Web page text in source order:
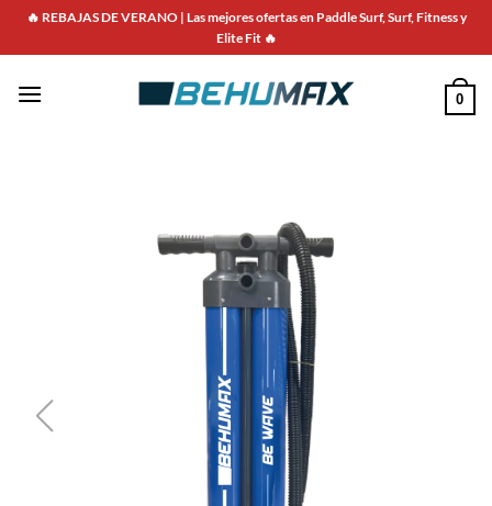
🔥 REBAJAS DE VERANO | Las mejores ofertas en Paddle Surf, Surf, Fitness y
Elite Fit 🔥
0